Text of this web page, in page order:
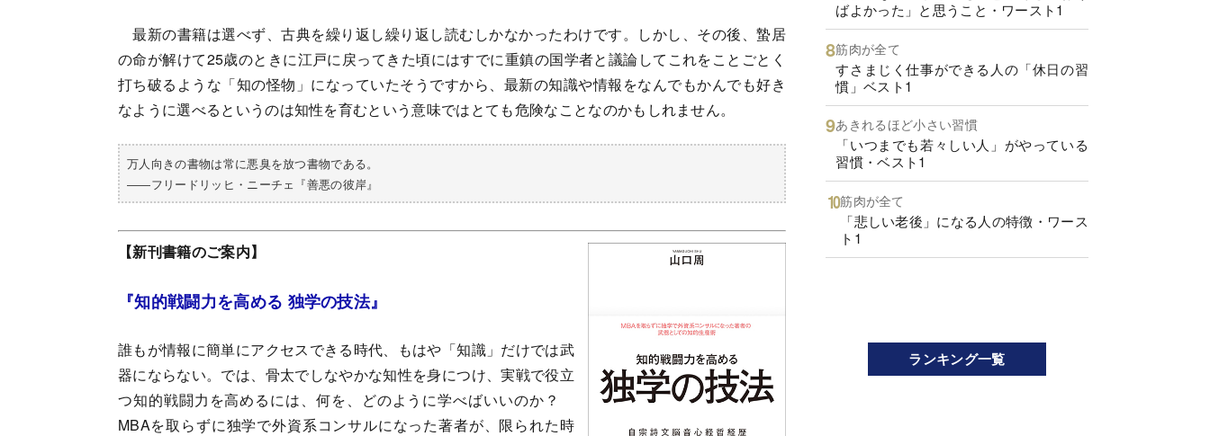
最新の書籍は選べず、古典を繰り返し繰り返し読むしかなかったわけです。しかし、その後、蟄居
の命が解けて25歳のときに江戸に戻ってきた頃にはすでに重鎮の国学者と議論してこれをことごとく
打ち破るような「知の怪物」になっていたそうですから、最新の知識や情報をなんでもかんでも好き
なように選べるというのは知性を育むという意味ではとても危険なことなのかもしれません。
万人向きの書物は常に悪臭を放つ書物である。
――フリードリッヒ・ニーチェ『善悪の彼岸』
【新刊書籍のご案内】
『知的戦闘力を高める 独学の技法』
誰もが情報に簡単にアクセスできる時代、もはや「知識」だけでは武
器にならない。では、骨太でしなやかな知性を身につけ、実戦で役立
つ知的戦闘力を高めるには、何を、どのように学べばいいのか？
MBAを取らずに独学で外資系コンサルになった著者が、限られた時
ばよかった」と思うこと・ワースト1
筋肉が全て
すさまじく仕事ができる人の「休日の習
慣」ベスト1
あきれるほど小さい習慣
「いつまでも若々しい人」がやっている
習慣・ベスト1
筋肉が全て
「悲しい老後」になる人の特徴・ワース
ト1
ランキング一覧